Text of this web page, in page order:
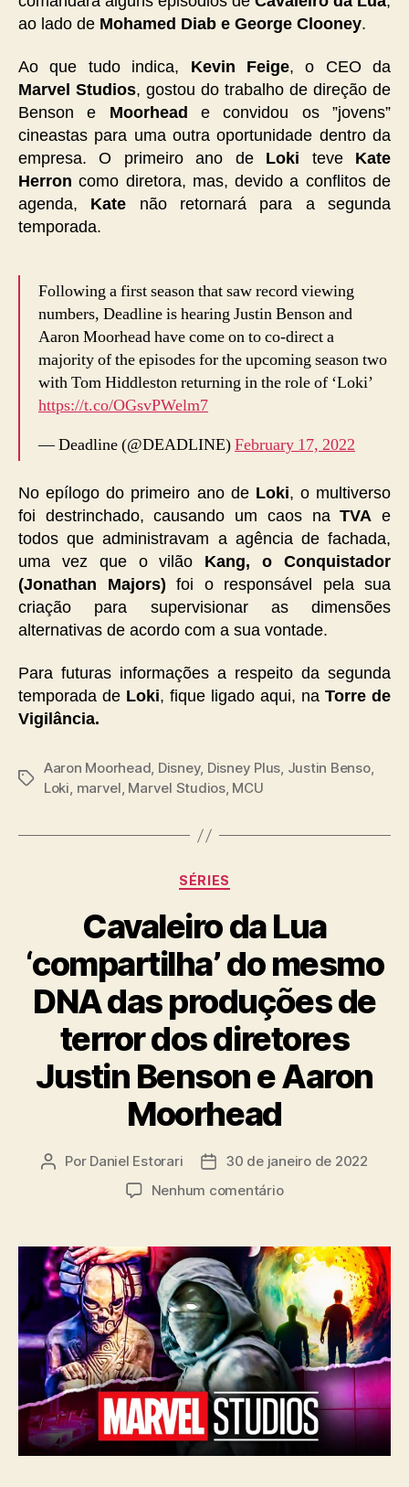
ao lado de Mohamed Diab e George Clooney.
Ao que tudo indica, Kevin Feige, o CEO da
Marvel Studios, gostou do trabalho de direção de
Benson e Moorhead
e convidou os ”jovens”
cineastas para uma outra oportunidade dentro da
empresa. O primeiro ano de Loki teve Kate
Herroncomo diretora, mas, devido a conflitos de
agenda, Kate não retornará para a segunda
temporada.
Following a first season that saw record viewing
numbers, Deadline is hearing Justin Benson and
Aaron Moorhead have come on to co-direct a
majority of the episodes for the upcoming season two
with Tom Hiddleston returning in the role of ‘Loki’
https://t.co/OGsvPWelm7
— Deadline (@DEADLINE)February 17, 2022
No epílogo do primeiro ano de Loki, o multiverso
foi destrinchado, causando um caos naTVA e
todos que administravam a agência de fachada,
uma vez que o vilão Kang, o Conquistador
(Jonathan Majors) foi o responsável pela sua
criação para supervisionar as dimensões
alternativas de acordo com a sua vontade.
Para futuras informações a respeito da segunda
temporada de Loki, fique ligado aqui, na Torre de
Vigilância.
Tags
Aaron Moorhead, Disney, Disney Plus, Justin Benso,
Loki, marvel, Marvel Studios, MCU
Categorias
SÉRIES
Cavaleiro da Lua
‘compartilha’ do mesmo
DNA das produções de
terror dos diretores
Justin Benson e Aaron
Moorhead
Autor
Por Daniel Estorari
Data30 de janeiro de 2022
Nenhum comentárioem
Lua
‘compartilha’
do
mesmo
DNA
das
produções
de
terror
dos